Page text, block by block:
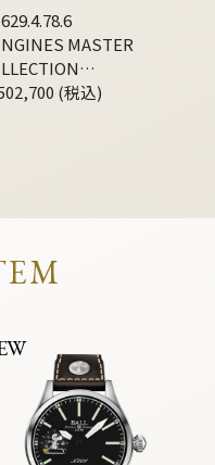
MASTER
(税込)